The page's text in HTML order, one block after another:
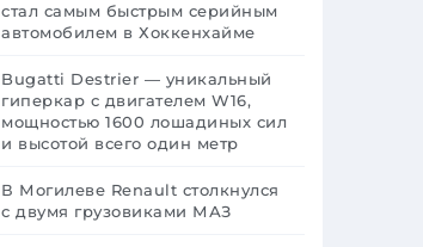
стал самым быстрым серийным
автомобилем в Хоккенхайме
Bugatti Destrier — уникальный
гиперкар с двигателем W16,
мощностью 1600 лошадиных сил
и высотой всего один метр
В Могилеве Renault столкнулся
с двумя грузовиками МАЗ